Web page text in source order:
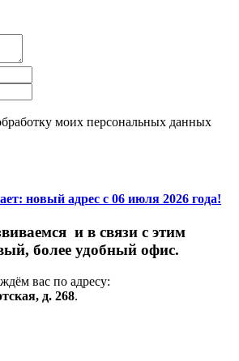
моих персональных данных
новый адрес с 06 июля 2026 года!
и в связи с этим
более удобный офис.
ждём вас по адресу:
д. 268.